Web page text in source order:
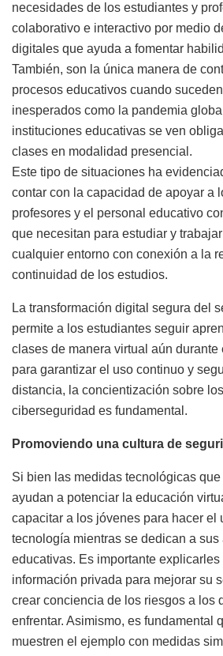
necesidades de los estudiantes y
colaborativo e interactivo por medio
digitales que ayuda a fomentar
También, son la única manera de
procesos educativos cuando
inesperados como la pandemia
instituciones educativas se ven
clases en modalidad presencial.
Este tipo de situaciones ha
contar con la capacidad de apoyar a
profesores y el personal educativo
que necesitan para estudiar y
cualquier entorno con conexión a la
continuidad de los estudios.
La transformación digital segura del
permite a los estudiantes seguir
clases de manera virtual aún durante
para garantizar el uso continuo y
distancia, la concientización sobre
ciberseguridad es fundamental.
Promoviendo una cultura de
Si bien las medidas tecnológicas
ayudan a potenciar la educación
capacitar a los jóvenes para hacer el
tecnología mientras se dedican a sus
educativas. Es importante explicarles
información privada para mejorar su
crear conciencia de los riesgos a los
enfrentar. Asimismo, es fundamental
muestren el ejemplo con medidas